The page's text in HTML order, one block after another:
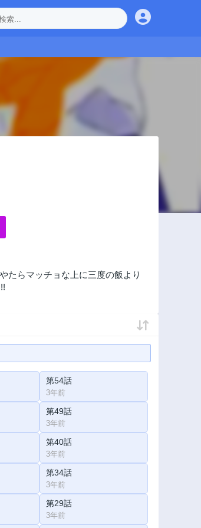
たらマッチョな上に三度の飯より
第54話
3年前
第49話
3年前
第40話
3年前
第34話
3年前
第29話
3年前